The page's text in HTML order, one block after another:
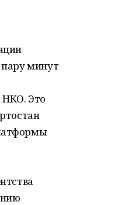
пару минут
НКО. Это